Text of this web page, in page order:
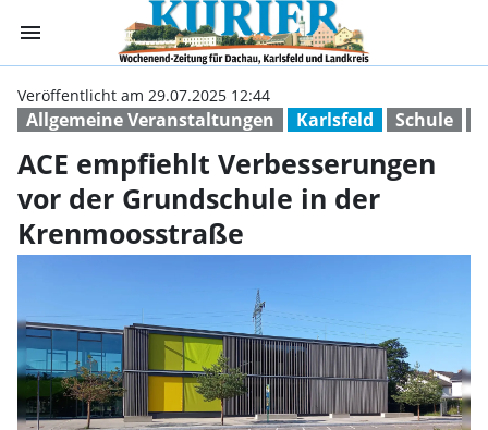
menu ACE empfiehlt
Allgemeine Veranstaltungen Karlsfeld Schule
Veröffentlicht am 29.07.2025 12:44
ACE empfiehlt Verbesserungen
vor der Grundschule in der
Krenmoosstraße